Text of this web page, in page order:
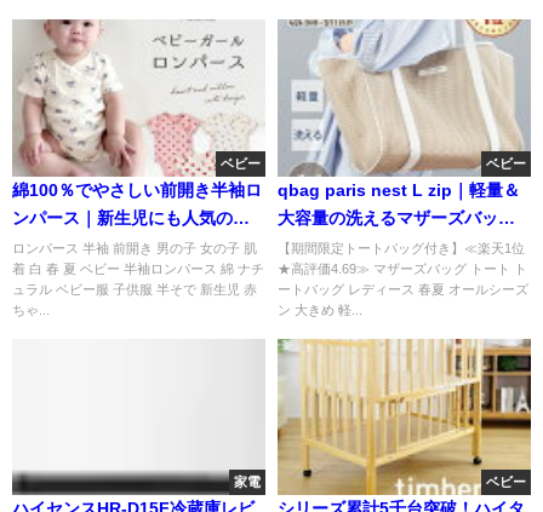
ベビー
綿100％でやさしい前開き半袖ロ
ンパース｜新生児にも人気の男
女兼用ベビー肌着
ロンパース 半袖 前開き 男の子 女の子 肌
着 白 春 夏 ベビー 半袖ロンパース 綿 ナチ
ュラル ベビー服 子供服 半そで 新生児 赤
ちゃ...
ベビー
qbag paris nest L zip｜軽量＆
大容量の洗えるマザーズバッグ
人気モデル
【期間限定トートバッグ付き】≪楽天1位
★高評価4.69≫ マザーズバッグ トート ト
ートバッグ レディース 春夏 オールシーズ
ン 大きめ 軽...
家電
ハイセンスHR-D15F冷蔵庫レビ
ベビー
シリーズ累計5千台突破！ハイタ